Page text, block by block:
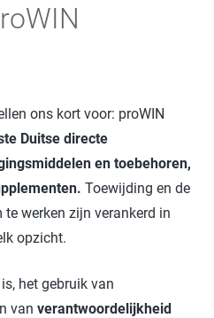
ons kort voor: proWIN
Duitse directe
en toebehoren,
Toewijding en de
werken zijn verankerd in
opzicht.
het gebruik van
van verantwoordelijkheid